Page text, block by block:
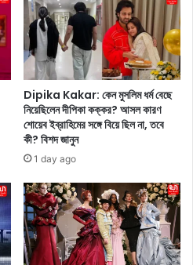
Dipika Kakar: কেন মুসলিম ধর্ম বেছে
নিয়েছিলেন দীপিকা কক্কর? আসল কারণ
শোয়েব ইব্রাহিমের সঙ্গে বিয়ে ছিল না, তবে
কী? বিশদ জানুন
1 day ago